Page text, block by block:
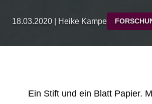
18.03.2020 | Heike Kampe
Ein Stift und ein Blatt Papier.